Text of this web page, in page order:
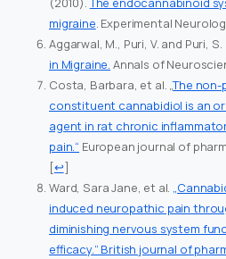
migraine . Experimental
Aggarwal, M., Puri, V. and Puri,
in Migraine. Annals of
Costa, Barbara, et al. „The
constituent cannabidiol is an
agent in rat chronic
pain.“ European journal of
[↩]
Ward, Sara Jane, et al.
induced neuropathic pain
diminishing nervous system
efficacy.“ British journal of